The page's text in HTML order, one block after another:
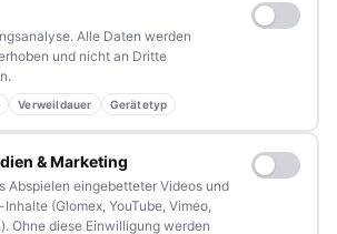
Alle Daten werden
und nicht an Dritte
Verweildauer Gerätetyp
& Marketing
Abspielen eingebetteter Videos und
(Glomex, YouTube, Vimeo,
Ohne diese Einwilligung werden